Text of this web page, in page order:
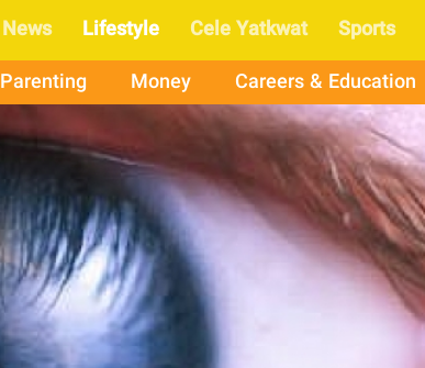
News Lifestyle Cele Yatkwat Sports
Parenting Money Careers & Education